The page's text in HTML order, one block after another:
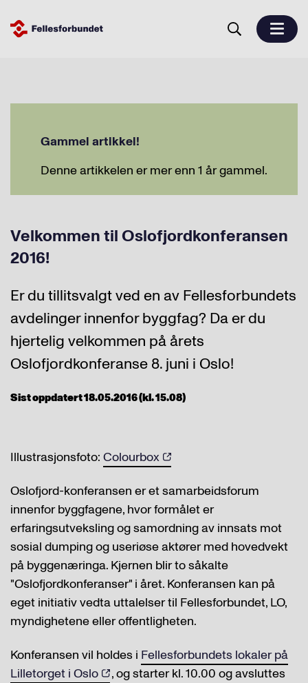
Gammel artikkel!
Denne artikkelen er mer enn 1 år gammel.
Velkommen til Oslofjordkonferansen
2016!
Er du tillitsvalgt ved en av Fellesforbundets
avdelinger innenfor byggfag? Da er du
hjertelig velkommen på årets
Oslofjordkonferanse 8. juni i Oslo!
Sist oppdatert 18.05.2016 (kl. 15.08)
Illustrasjonsfoto: Colourbox
Oslofjord-konferansen er et samarbeidsforum
innenfor byggfagene, hvor formålet er
erfaringsutveksling og samordning av innsats mot
sosial dumping og useriøse aktører med hovedvekt
på byggenæringa. Kjernen blir to såkalte
"Oslofjordkonferanser" i året. Konferansen kan på
eget initiativ vedta uttalelser til Fellesforbundet, LO,
myndighetene eller offentligheten.
Konferansen vil holdes i Fellesforbundets lokaler på
Lilletorget i Oslo
, og starter kl. 10.00 og avsluttes